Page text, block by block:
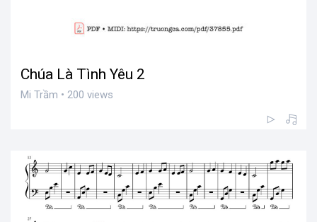
Chúa Là Tình Yêu 2
Mi Trầm • 200 views